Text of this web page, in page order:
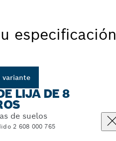
especificación
variante
LIJA DE 8
de suelos
2 608 000 765